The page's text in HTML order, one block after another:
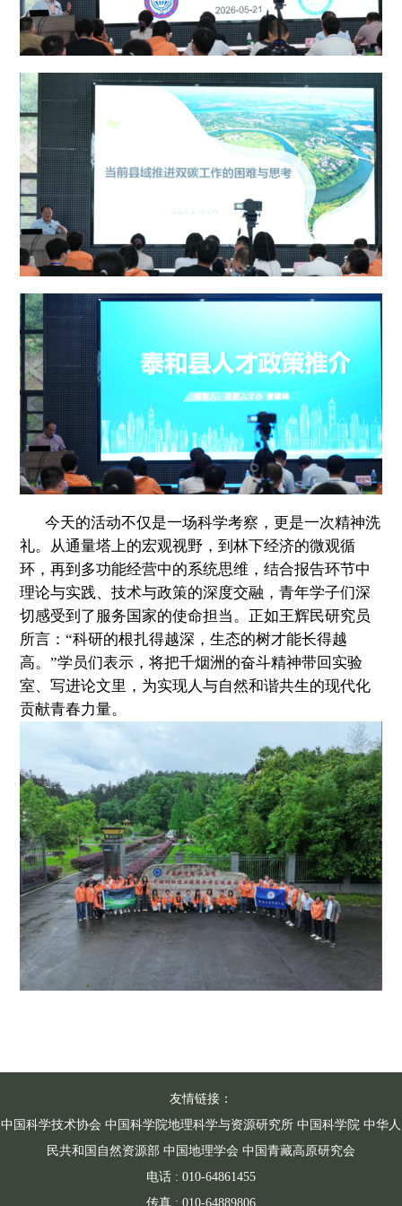
今天的活动不仅是一场科学考察，更是一次精神洗
礼。从通量塔上的宏观视野，到林下经济的微观循
环，再到多功能经营中的系统思维，结合报告环节中
理论与实践、技术与政策的深度交融，青年学子们深
切感受到了服务国家的使命担当。正如王辉民研究员
所言：“科研的根扎得越深，生态的树才能长得越
高。”学员们表示，将把千烟洲的奋斗精神带回实验
室、写进论文里，为实现人与自然和谐共生的现代化
贡献青春力量。
友情链接：
中国科学技术协会 中国科学院地理科学与资源研究所 中国科学院 中华人
民共和国自然资源部 中国地理学会 中国青藏高原研究会
电话 : 010-64861455
传真 : 010-64889806